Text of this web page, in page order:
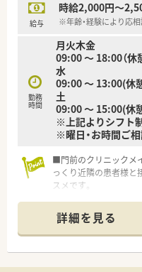
給与
時給2,000円～
※年齢・経験により応
勤務
時間
月火木金
09:00 ～ 18:00（休
水
09:00 ～ 13:00(休
土
09:00 ～ 15:00(休
※上記よりシフト
※曜日・お時間ご
■門前のクリニックメ
っくり近隣の患者様と
スメです。
安心です。曜日やお時
■時給相談もOK！年齢
う担当のコンサルティ
■猪苗代ICからお車5分
詳細を見る